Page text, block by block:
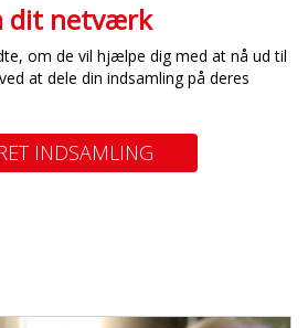
dit netværk
om de vil hjælpe dig med at nå ud til
at dele din indsamling på deres
INDSAMLING